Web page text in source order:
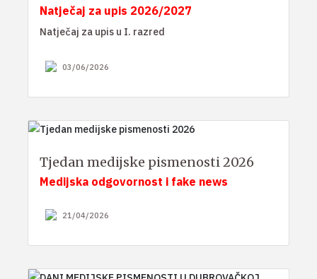
Natječaj za upis 2026/2027
Natječaj za upis u I. razred
03/06/2026
Tjedan medijske pismenosti 2026
Medijska odgovornost i fake news
21/04/2026